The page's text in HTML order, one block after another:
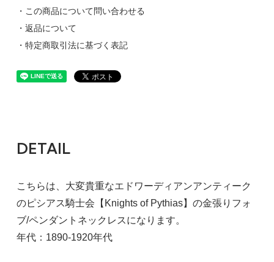
・この商品について問い合わせる
・返品について
・特定商取引法に基づく表記
DETAIL
こちらは、大変貴重なエドワーディアンアンティーク
のピシアス騎士会【Knights of Pythias】の金張りフォ
ブ/ペンダントネックレスになります。
年代：1890-1920年代